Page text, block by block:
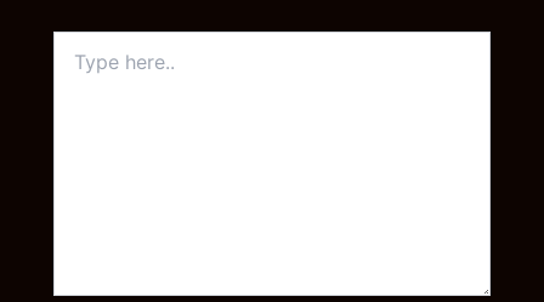
here..